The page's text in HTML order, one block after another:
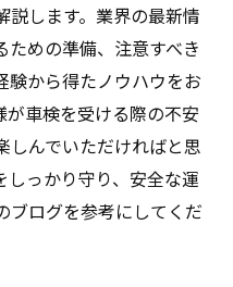
説します。業界の最新情
めの準備、注意すべき
験から得たノウハウをお
が車検を受ける際の不安
しんでいただければと思
しっかり守り、安全な運
ブログを参考にしてくだ